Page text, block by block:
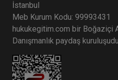
İstanbul
Meb Kurum Kodu: 99993431
hukukegitim.com bir Boğaziçi
Danışmanlık paydaş